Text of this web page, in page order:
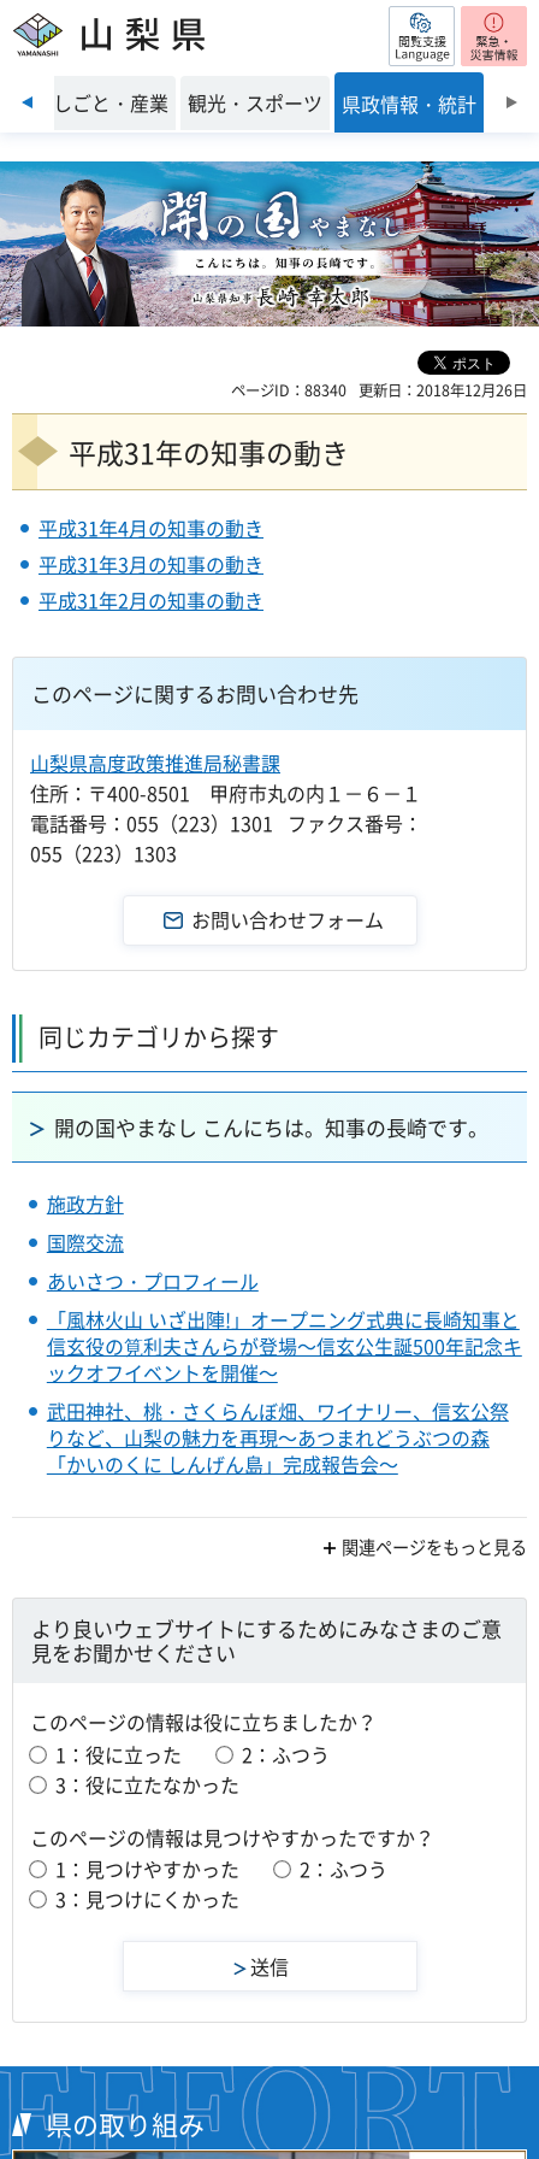
山梨県 閲覧支援
前のスライドを表示
境 しごと・産業 観光・スポーツ 県政情報・統計
ページID：88340 更新日：2018年12月26日
平成31年の知事の動き
平成31年4月の知事の動き
平成31年3月の知事の動き
平成31年2月の知事の動き
このページに関するお問い合わせ先
山梨県高度政策推進局秘書課
住所：〒400-8501 甲府市丸の内１－６－１
電話番号：055（223）1301 ファクス番号：
055（223）1303
同じカテゴリから探す
開の国やまなし こんにちは。知事の長崎です。
施政方針
国際交流
あいさつ・プロフィール
「風林火山 いざ出陣!」オープニング式典に長崎知事と
信玄役の筧利夫さんらが登場～信玄公生誕500年記念キ
ックオフイベントを開催～
武田神社、桃・さくらんぼ畑、ワイナリー、信玄公祭
りなど、山梨の魅力を再現～あつまれどうぶつの森
「かいのくに しんげん島」完成報告会～
関連ページをもっと見る
より良いウェブサイトにするためにみなさまのご意
見をお聞かせください
このページの情報は役に立ちましたか？
1：役に立った
2：ふつう
3：役に立たなかった
このページの情報は見つけやすかったですか？
1：見つけやすかった
2：ふつう
3：見つけにくかった
県の取り組み